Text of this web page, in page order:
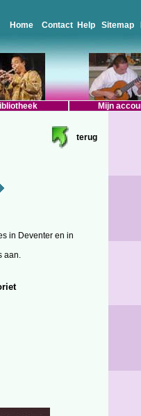
Home Contact Help Sitemap
Mijn
terug
in Deventer en in
aan.